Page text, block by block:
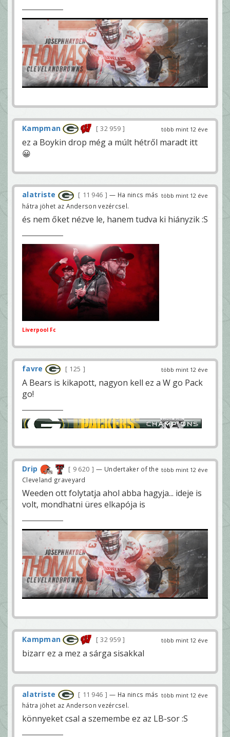
több mint 12 éve
Kampman 32 959
ez a Boykin drop még a múlt hétről maradt itt
😀
több mint 12 éve
alatriste 11 946
— Ha nincs más
hátra jöhet az Anderson vezércsel.
és nem őket nézve le, hanem tudva ki hiányzik :S
Liverpool Fc
több mint 12 éve
favre 125
A Bears is kikapott, nagyon kell ez a W go Pack
go!
több mint 12 éve
Drip 9 620
— Undertaker of the
Cleveland graveyard
Weeden ott folytatja ahol abba hagyja... ideje is
volt, mondhatni üres elkapója is
több mint 12 éve
Kampman 32 959
bizarr ez a mez a sárga sisakkal
több mint 12 éve
alatriste 11 946
— Ha nincs más
hátra jöhet az Anderson vezércsel.
könnyeket csal a szemembe ez az LB-sor :S